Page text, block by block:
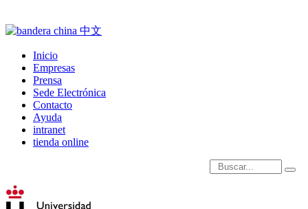
Inicio
Empresas
Prensa
Sede Electrónica
Contacto
Ayuda
intranet
tienda online
Introduce términos de